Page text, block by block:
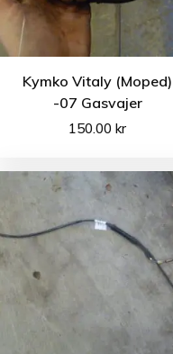
Kymko Vitaly (Moped)
-07 Gasvajer
150.00kr